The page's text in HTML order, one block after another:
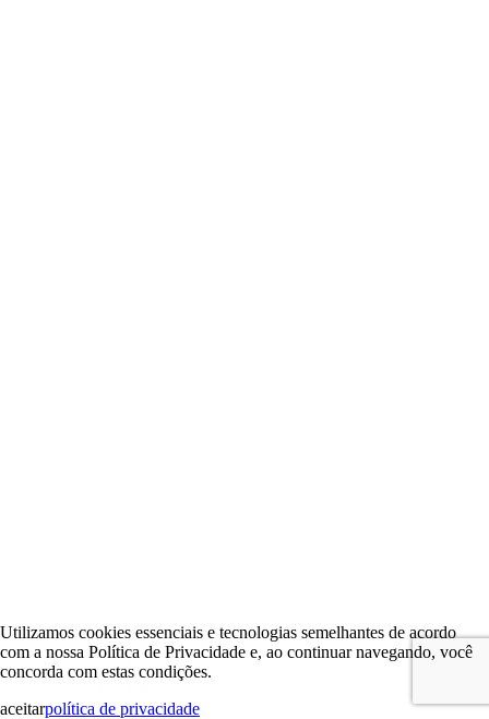
Utilizamos cookies essenciais e tecnologias semelhantes de acordo
com a nossa Política de Privacidade e, ao continuar navegando, você
concorda com estas condições.
aceitarpolítica de privacidade